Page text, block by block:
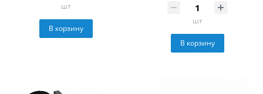
шт
В корзину
шт
В корзину